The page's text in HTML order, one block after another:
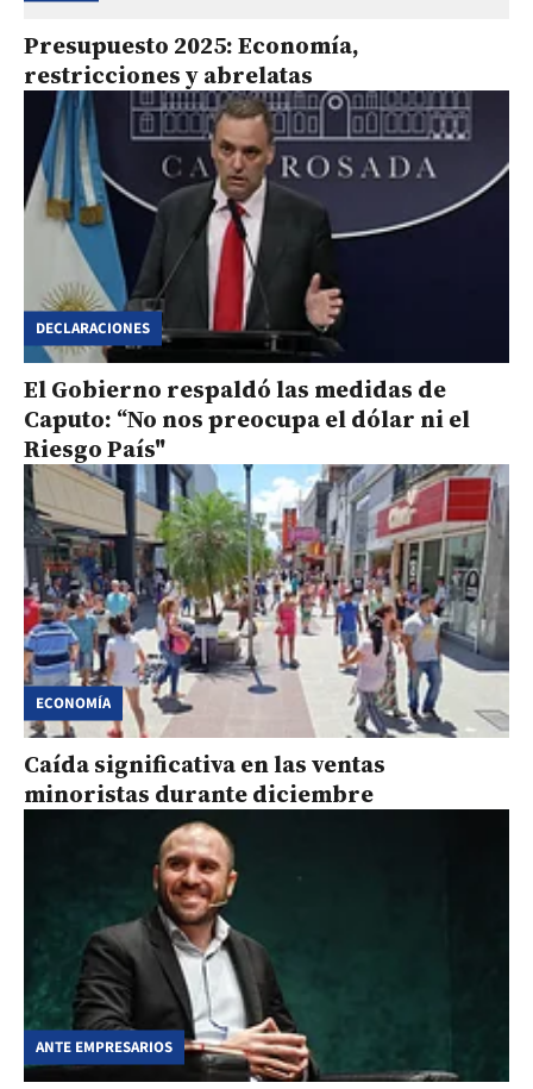
Presupuesto 2025: Economía,
restricciones y abrelatas
DECLARACIONES
El Gobierno respaldó las medidas de
Caputo: “No nos preocupa el dólar ni el
Riesgo País"
ECONOMÍA
Caída significativa en las ventas
minoristas durante diciembre
ANTE EMPRESARIOS